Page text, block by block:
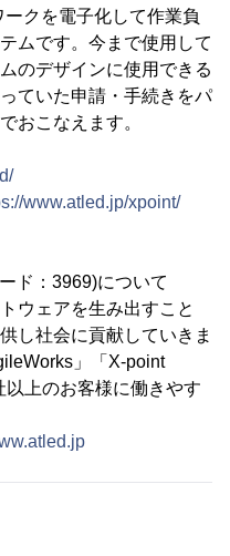
クを電子化して作業負
ムです。今まで使用して
のデザインに使用できる
ていた申請・手続きをパ
おこなえます。
www.atled.jp/xpoint/
ド：3969)について
ウェアを生み出すこと
し社会に貢献していきま
」「X-point
上のお客様に働きやす